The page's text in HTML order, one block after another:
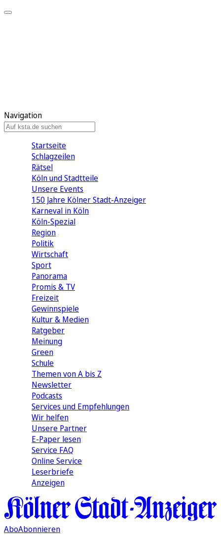
Navigation
Startseite
Schlagzeilen
Rätsel
Köln und Stadtteile
Unsere Events
150 Jahre Kölner Stadt-Anzeiger
Karneval in Köln
Köln-Spezial
Region
Politik
Wirtschaft
Sport
Panorama
Promis & TV
Freizeit
Gewinnspiele
Kultur & Medien
Ratgeber
Meinung
Green
Schule
Themen von A bis Z
Newsletter
Podcasts
Services und Empfehlungen
Wir helfen
Unsere Partner
E-Paper lesen
Service FAQ
Online Service
Leserbriefe
Anzeigen
AboAbonnieren